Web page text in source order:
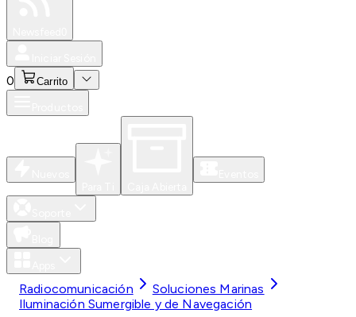
0 Carrito
Radiocomunicación
Soluciones Marinas
Iluminación Sumergible y de Navegación